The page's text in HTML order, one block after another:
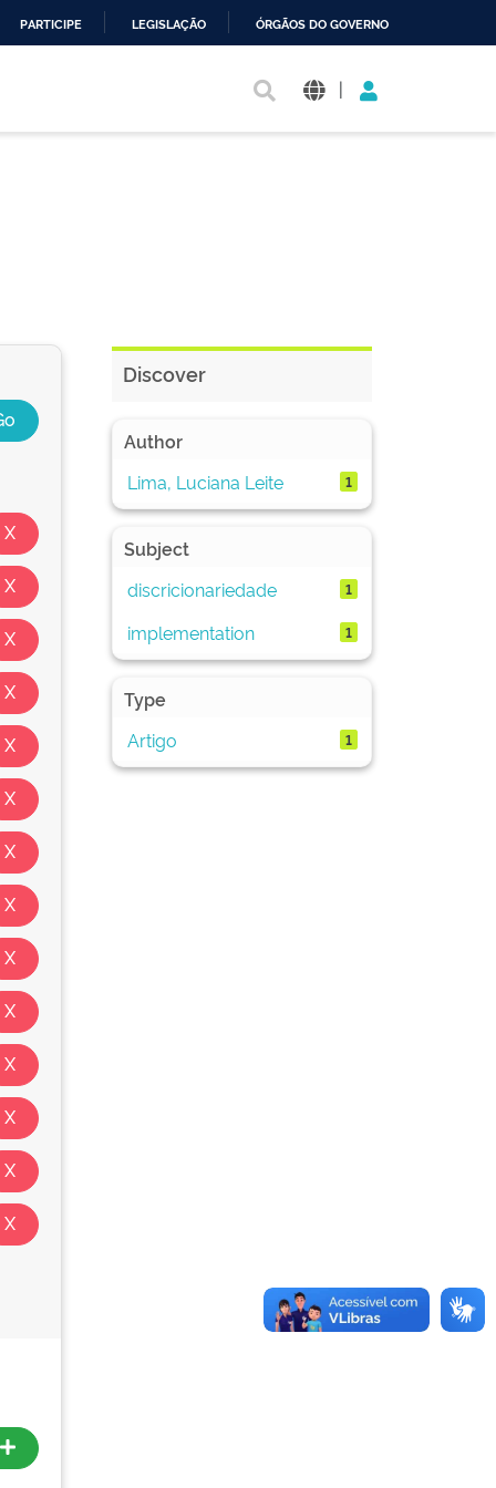
PARTICIPE LEGISLAÇÃO ÓRGÃOS DO GOVERNO
|
Discover
Author
Lima, Luciana Leite
1
Subject
discricionariedade
1
implementation 1
Type
Artigo
1